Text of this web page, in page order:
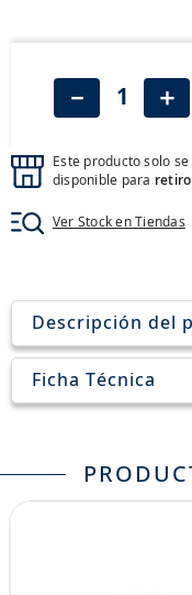
＋
－
Este producto solo
disponible para
Ver Stock en Tiendas
Descripción del
Ficha Técnica
john deere